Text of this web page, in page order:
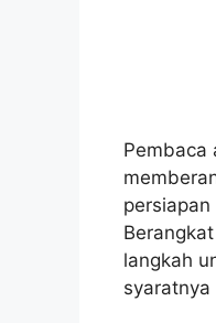
Pembaca
langkah